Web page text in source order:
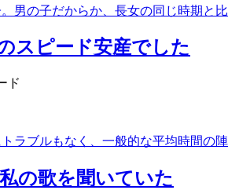
男の子だからか、長女の同じ時期と
スピード安産でした
ド
ラブルもなく、一般的な平均時間の
の歌を聞いていた